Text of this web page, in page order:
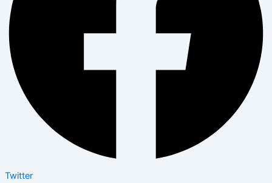
Twitter